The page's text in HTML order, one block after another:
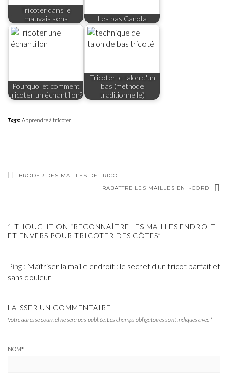
Tricoter dans le
mauvais sens
Les bas Canola
Pourquoi et comment
tricoter un échantillon?
Tricoter le talon d'un
bas (méthode
traditionnelle)
Tags: Apprendre à tricoter
BRODER DES MAILLES DE TRICOT
RABATTRE LES MAILLES EN I-CORD
1 THOUGHT ON “RECONNAÎTRE LES MAILLES ENDROIT
ET ENVERS POUR TRICOTER DES CÔTES”
Ping : Maîtriser la maille endroit : le secret d'un tricot parfait et
sans douleur
LAISSER UN COMMENTAIRE
Votre adresse courriel ne sera pas publiée. Les champs obligatoires sont indiqués avec *
NOM*